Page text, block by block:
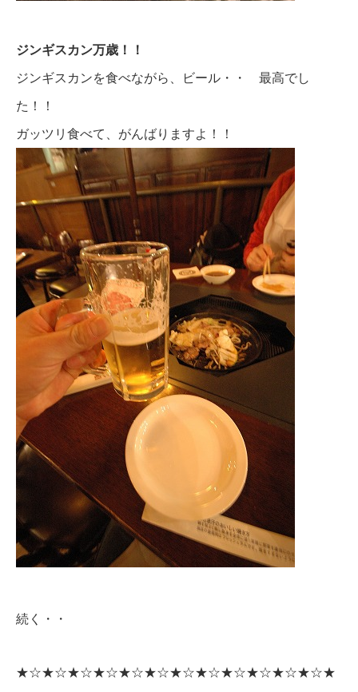
ジンギスカン万歳！！
ジンギスカンを食べながら、ビール・・ 最高でし
た！！
ガッツリ食べて、がんばりますよ！！
続く・・
★☆★☆★☆★☆★☆★☆★☆★☆★☆★☆★☆★☆★